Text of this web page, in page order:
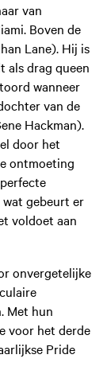
van
Boven de
Lane). Hij is
als drag queen
wanneer
van de
Hackman).
door het
ontmoeting
wat gebeurt er
voldoet aan
onvergetelijke
Met hun
voor het derde
Pride